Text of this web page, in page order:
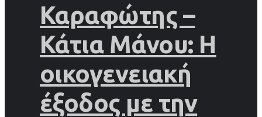
Καραφώτης –
Κάτια Μάνου: Η
οικογενειακή
έξοδος με την